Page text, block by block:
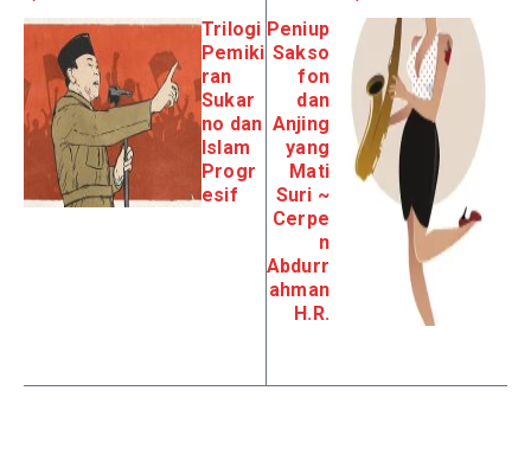
Trilogi
Pemiki
ran
Sukar
no dan
Islam
Progr
esif
Peniup
Sakso
fon
dan
Anjing
yang
Mati
Suri ~
Cerpe
n
Abdurr
ahman
H.R.